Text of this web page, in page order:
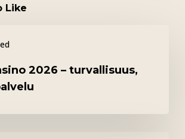
Like
2026 – turvallisuus,